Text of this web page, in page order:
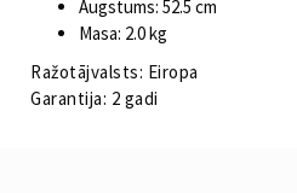
Augstums: 52.5 cm
Masa: 2.0 kg
Ražotājvalsts: Eiropa
Garantija: 2 gadi